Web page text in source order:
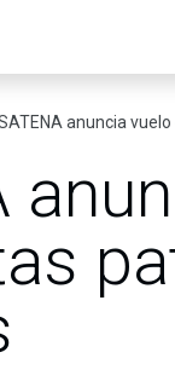
anuncia